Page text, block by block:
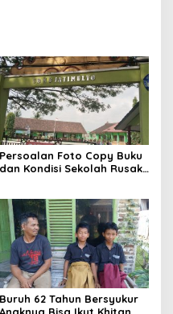
Persoalan Foto Copy Buku
dan Kondisi Sekolah Rusak
dengan Responsif
Buruh 62 Tahun Bersyukur